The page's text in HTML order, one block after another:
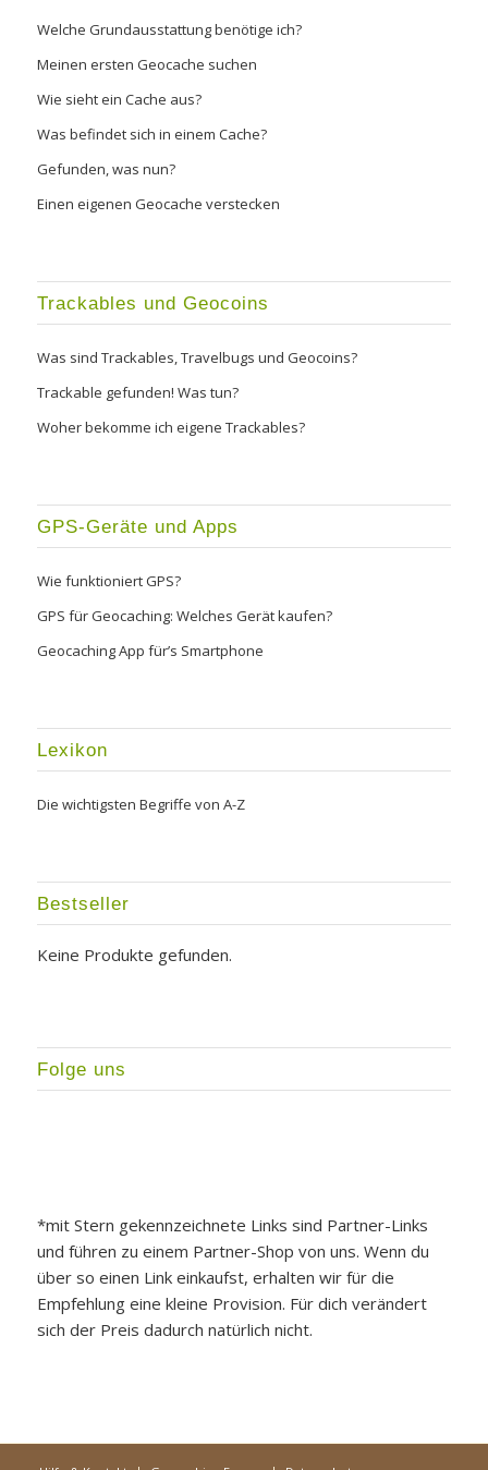
Welche Grundausstattung benötige ich?
Meinen ersten Geocache suchen
Wie sieht ein Cache aus?
Was befindet sich in einem Cache?
Gefunden, was nun?
Einen eigenen Geocache verstecken
Trackables und Geocoins
Was sind Trackables, Travelbugs und Geocoins?
Trackable gefunden! Was tun?
Woher bekomme ich eigene Trackables?
GPS-Geräte und Apps
Wie funktioniert GPS?
GPS für Geocaching: Welches Gerät kaufen?
Geocaching App für’s Smartphone
Lexikon
Die wichtigsten Begriffe von A-Z
Bestseller
Keine Produkte gefunden.
Folge uns
*mit Stern gekennzeichnete Links sind Partner-Links
und führen zu einem Partner-Shop von uns. Wenn du
über so einen Link einkaufst, erhalten wir für die
Empfehlung eine kleine Provision. Für dich verändert
sich der Preis dadurch natürlich nicht.